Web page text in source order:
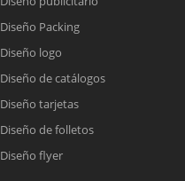
Diseño Packing
Diseño logo
Diseño de catálogos
Diseño tarjetas
Diseño de folletos
Diseño flyer